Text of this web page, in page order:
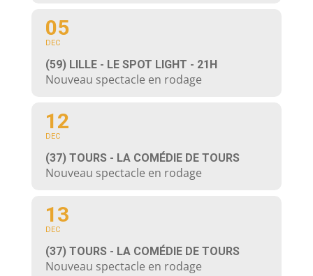
05
DEC
(59) LILLE - LE SPOT LIGHT - 21H
Nouveau spectacle en rodage
12
DEC
(37) TOURS - LA COMÉDIE DE TOURS
Nouveau spectacle en rodage
13
DEC
(37) TOURS - LA COMÉDIE DE TOURS
Nouveau spectacle en rodage